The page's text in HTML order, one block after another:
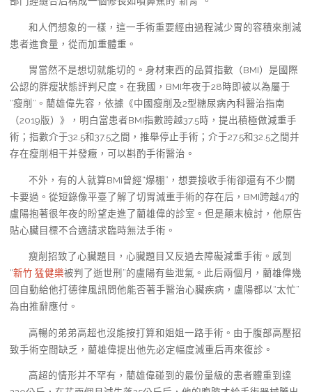
和人們想象的一樣，這一手術重要經由過程減少胃的容積來削減
患者進食量，從而加重體重。
胃當然不是想切就能切的。身材東西的品質指數（BMI）是國際
公認的胖瘦狀態評判尺度。在我國，BMI年夜于28時即被以為屬于
“瘦削”。藺雄偉先容，依據《中國瘦削及2型糖尿病內科醫治指南
（2019版）》，明白當患者BMI指數跨越37.5時，提出積極做減重手
術；指數介于32.5和37.5之間，推舉停止手術；介于27.5和32.5之間并
存在瘦削相干并發癥，可以斟酌手術醫治。
不外，有的人就算BMI曾經“爆棚”，想要接收手術卻還有不少關
卡要過。從短錄像平臺了解了切胃減重手術的存在后，BMI跨越47的
盧陽抱著很年夜的盼望走進了藺雄偉的診室。但是顛末檢討，他原告
貼心臟目標不合適請求臨時無法手術。
瘦削招致了心臟題目，心臟題目又反過去障礙減重手術。感到
“新竹 猛健樂被判了逝世刑”的盧陽有些泄氣。此后兩個月，藺雄偉幾
回自動給他打德律風訊問他能否著手醫治心臟疾病，盧陽都以“太忙”
為由推辭應付。
高暢的弟弟高超也沒能按打算和姐姐一路手術。由于腹部高壓招
致手術空間缺乏，藺雄偉提出他先必定幅度減重后再來復診。
高超的情形并不罕有，藺雄偉碰到的最份量級的患者體重到達